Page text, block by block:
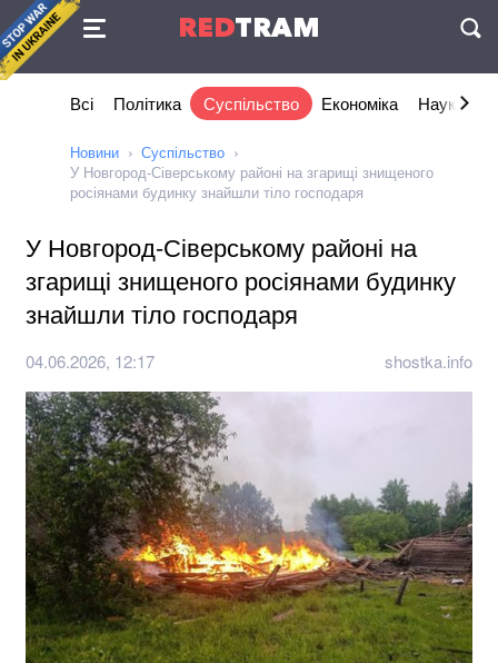
REDTRAM
Угода
Всі Політика Суспільство Економіка Наука та
Новини
Суспільство
У Новгород-Сіверському районі на згарищі знищеного
росіянами будинку знайшли тіло господаря
У Новгород-Сіверському районі на
згарищі знищеного росіянами будинку
знайшли тіло господаря
04.06.2026, 12:17 shostka.info